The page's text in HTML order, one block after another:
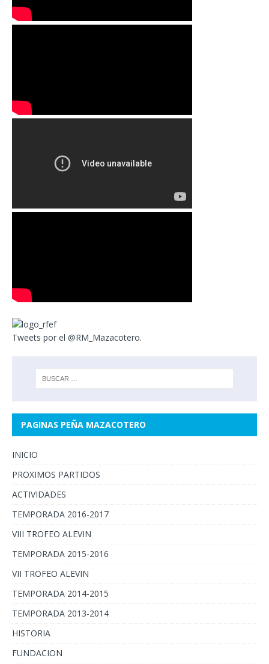
Tweets por el @RM_Mazacotero.
PAGINAS PEÑA MAZACOTERO
INICIO
PROXIMOS PARTIDOS
ACTIVIDADES
TEMPORADA 2016-2017
VIII TROFEO ALEVIN
TEMPORADA 2015-2016
VII TROFEO ALEVIN
TEMPORADA 2014-2015
TEMPORADA 2013-2014
HISTORIA
FUNDACION